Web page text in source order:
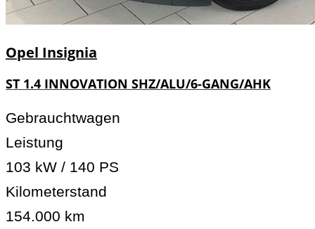
Opel Insignia
ST 1.4 INNOVATION SHZ/ALU/6-GANG/AHK
Gebrauchtwagen
Leistung
103 kW / 140 PS
Kilometerstand
154.000 km